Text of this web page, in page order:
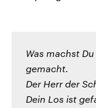
Was machst
gemacht.
Der Herr der
Dein Los ist